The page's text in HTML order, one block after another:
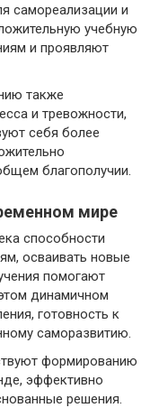
самореализации и
учебную
и проявляют
также
и тревожности,
себя более
благополучии.
мире
способности
осваивать новые
помогают
динамичном
готовность к
саморазвитию.
формированию
эффективно
решения.